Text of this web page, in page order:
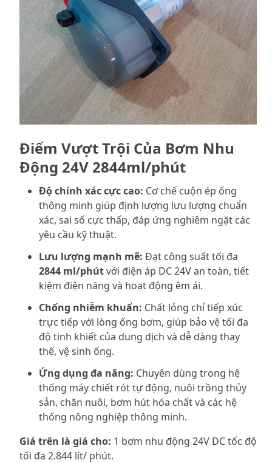
Điểm Vượt Trội Của Bơm Nhu
Động 24V 2844ml/phút
Độ chính xác cực cao: Cơ chế cuộn ép ống
thông minh giúp định lượng lưu lượng chuẩn
xác, sai số cực thấp, đáp ứng nghiêm ngặt các
yêu cầu kỹ thuật.
Lưu lượng mạnh mẽ: Đạt công suất tối đa
2844 ml/phútvới điện áp DC 24V an toàn, tiết
kiệm điện năng và hoạt động êm ái.
Chống nhiễm khuẩn: Chất lỏng chỉ tiếp xúc
trực tiếp với lòng ống bơm, giúp bảo vệ tối đa
độ tinh khiết của dung dịch và dễ dàng thay
thế, vệ sinh ống.
Ứng dụng đa năng: Chuyên dùng trong hệ
thống máy chiết rót tự động, nuôi trồng thủy
sản, chăn nuôi, bơm hút hóa chất và các hệ
thống nông nghiệp thông minh.
Giá trên là giá cho: 1 bơm nhu động 24V DC tốc độ
tối đa 2.844 lít/ phút.